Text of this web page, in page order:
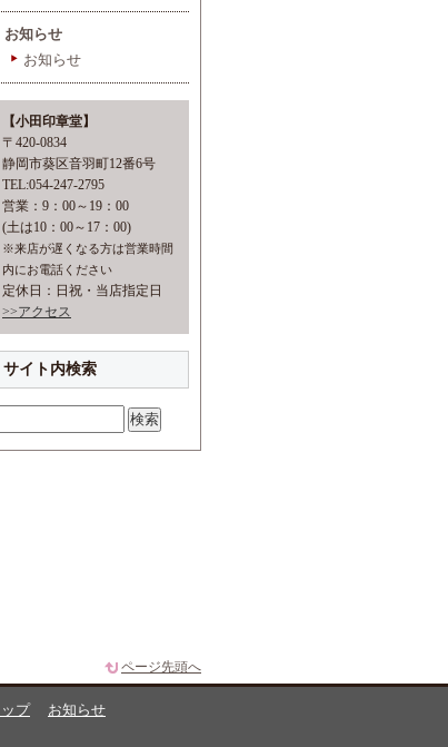
お知らせ
お知らせ
【小田印章堂】
〒420-0834
静岡市葵区音羽町12番6号
TEL:054-247-2795
営業：9：00～19：00
(土は10：00～17：00)
※来店が遅くなる方は営業時間
内にお電話ください
定休日：日祝・当店指定日
>>アクセス
サイト内検索
ページ先頭へ
プ お知らせ